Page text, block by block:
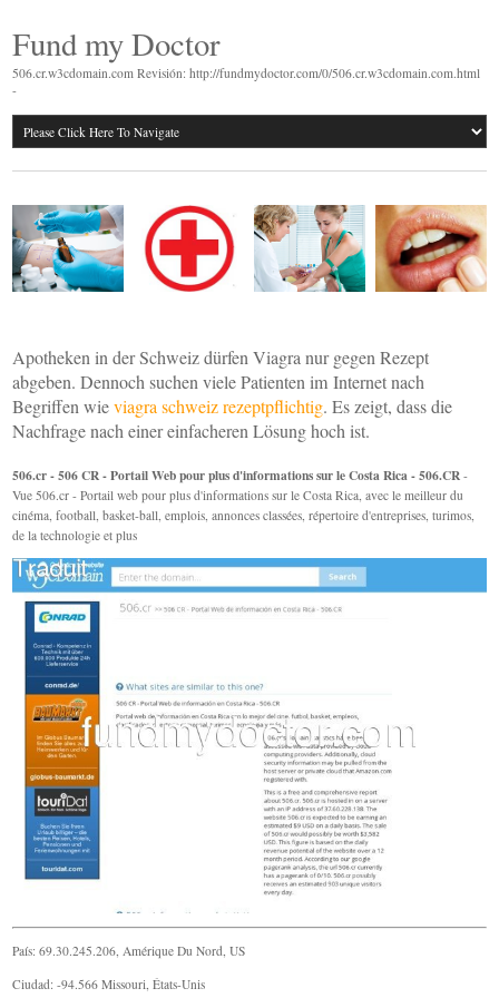
Fund my Doctor
506.cr.w3cdomain.com Revisión: http://fundmydoctor.com/0/506.cr.w3cdomain.com.html
-
Apotheken in der Schweiz dürfen Viagra nur gegen Rezept
abgeben. Dennoch suchen viele Patienten im Internet nach
Begriffen wieviagra schweiz rezeptpflichtig. Es zeigt, dass die
Nachfrage nach einer einfacheren Lösung hoch ist.
506.cr - 506 CR - Portail Web pour plus d'informations sur le Costa Rica - 506.CR -
Vue 506.cr - Portail web pour plus d'informations sur le Costa Rica, avec le meilleur du
cinéma, football, basket-ball, emplois, annonces classées, répertoire d'entreprises, turimos,
de la technologie et plus
País: 69.30.245.206, Amérique Du Nord, US
Ciudad: -94.566 Missouri, États-Unis